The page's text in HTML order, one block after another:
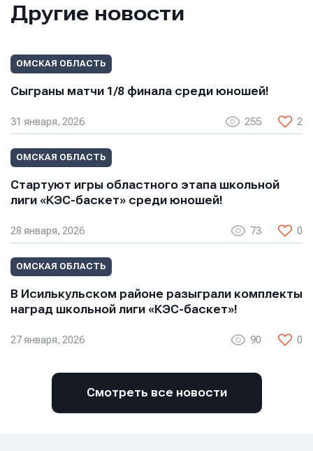
Другие новости
ОМСКАЯ ОБЛАСТЬ
Сыграны матчи 1/8 финала среди юношей!
31 января, 2026 255 2
ОМСКАЯ ОБЛАСТЬ
Стартуют игры областного этапа школьной
лиги «КЭС-баскет» среди юношей!
28 января, 2026 73 0
ОМСКАЯ ОБЛАСТЬ
В Исилькульском районе разыграли комплекты
наград школьной лиги «КЭС-баскет»!
27 января, 2026 90 0
Смотреть все новости
Нажимая кнопку “Отправить”, вы соглашаетесь с
условиями обработки персональных данных
Нажимая кнопку “Отправить”, вы соглашаетесь с
условиями обработки персональных данных
Телефон
Сообщение
Нажимая кнопку “Отправить”, вы соглашаетесь с